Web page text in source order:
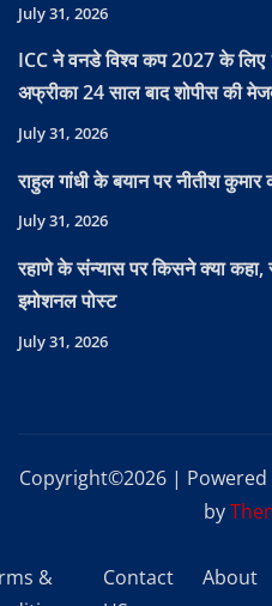
July 31, 2026
ICC ने वनडे विश्व कप 2027 के लिए
अफ्रीका 24 साल बाद शोपीस की
July 31, 2026
राहुल गांधी के बयान पर नीतीश कुमार
July 31, 2026
रहाणे के संन्यास पर किसने क्या कहा,
इमोशनल पोस्ट
July 31, 2026
Copyright©2026 | Powered
by
&
Contact
About